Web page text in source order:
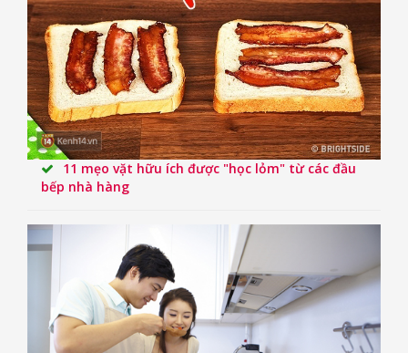
11 mẹo vặt hữu ích được "học lỏm" từ các đầu
bếp nhà hàng